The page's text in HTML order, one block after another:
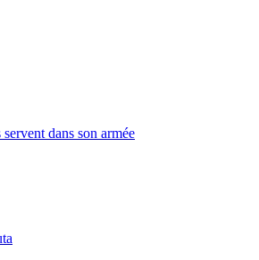
dans son armée